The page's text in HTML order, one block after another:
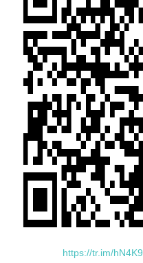
https://tr.im/hN4K9